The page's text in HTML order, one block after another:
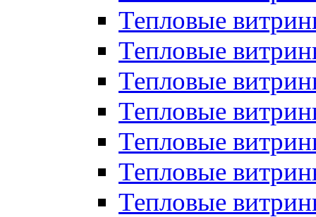
Тепловые
Тепловые
Тепловые
Тепловые
Тепловые
Тепловые
Тепловые